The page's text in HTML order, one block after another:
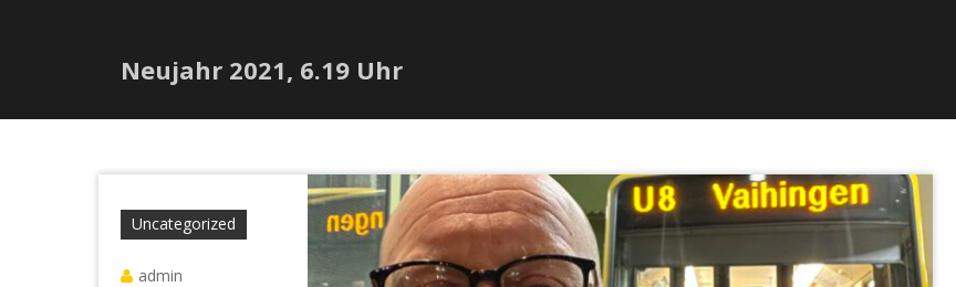
Neujahr 2021, 6.19 Uhr
Uncategorized
admin